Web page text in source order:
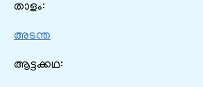
താളം:
അടന്ത
ആട്ടക്കഥ: